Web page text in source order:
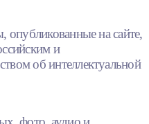
опубликованные на сайте,
и
об интеллектуальной